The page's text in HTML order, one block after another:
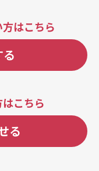
はこちら
こちら
る